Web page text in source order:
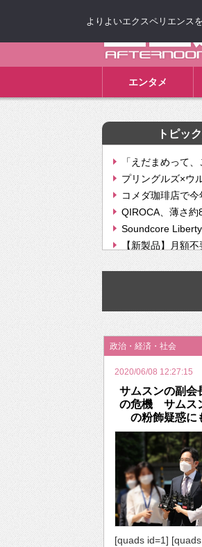
エンタメ
トピッ
「えだまめって
プリングルズ×ウ
コメダ珈琲店で
QIROCA、薄さ約
Soundcore
【新製品】月額
【次世代の没入
挫折率8割の壁を
2026年のバレン
政治・経済・社会
2020/06/08 12:27:15
サムスンの副会
の危機 サムス
の粉飾疑惑に
[quads id=1]
よりよいエクスペリエンス